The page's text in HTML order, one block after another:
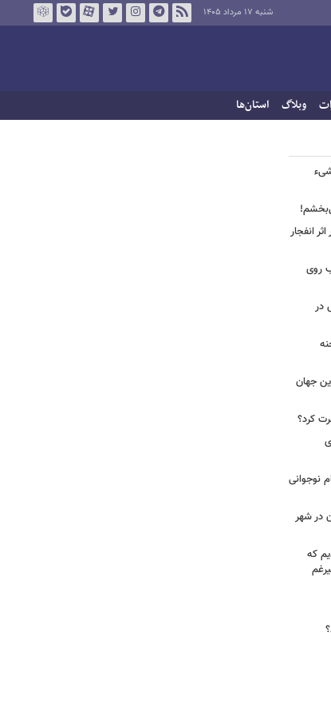
شنبه ۱۷ مرداد ۱۴۰۵
وبلاگ استان‌ها
انفجار
روی
در
جهان
کرد؟
نوجوانی
در شهر
که